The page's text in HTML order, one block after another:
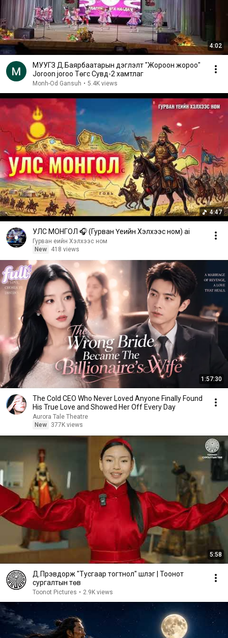
4:02
МУУГЗ Д.Баярбаатарын дэглэлт "Жороон жороо"
Joroon joroo Төгс Сувд-2 хамтлаг
Monh-Od Gansuh • 5.4K views
4:47
УЛС МОНГОЛ 🎧 (Гурван Үеийн Хэлхээс ном) ai
Гурван Үеийн Хэлхээс ном
New
418 views
1:57:30
The Cold CEO Who Never Loved Anyone Finally Found
His True Love and Showed Her Off Every Day
Aurora Tale Theatre
New
377K views
5:58
Д.Пүрэвдорж "Тусгаар тогтнол" шүлэг | Тоонот
сургалтын төв
Toonot Pictures • 2.9K views